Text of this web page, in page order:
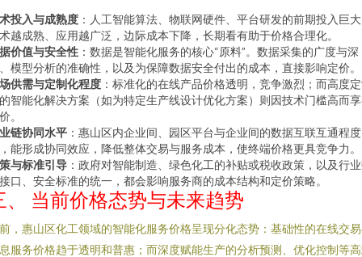
投入与成熟度 ：人工智能算法、物联网硬件、平台研发的前期投入巨
越成熟、应用越广泛，边际成本下降，长期看有助于价格合理化。
价值与安全性 ：数据是智能化服务的核心“原料”。数据采集的广度与深
模型分析的准确性，以及为保障数据安全付出的成本，直接影响定价。
供需与定制化程度 ：标准化的在线产品价格透明，竞争激烈；而高度
智能化解决方案（如为特定生产线设计优化方案）则因技术门槛高而
。
链协同水平 ：惠山区内企业间、园区平台与企业间的数据互联互通程度
能形成协同效应，降低整体交易与服务成本，使终端价格更具竞争力。
与标准引导 ：政府对智能制造、绿色化工的补贴或税收政策，以及行
口、安全标准的统一，都会影响服务商的成本结构和定价策略。
、 当前价格态势与未来趋势
，惠山区化工领域的智能化服务价格呈现分化态势：基础性的在线交
服务价格趋于透明和普惠；而深度赋能生产的分析预测、优化控制等